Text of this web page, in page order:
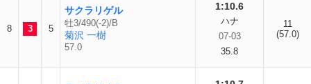
8 3 5
サクラリゲル
牡3/490(-2)/B
菊沢 一樹
57.0
1:10.6
ハナ
07-03
35.8
11
(57.0)